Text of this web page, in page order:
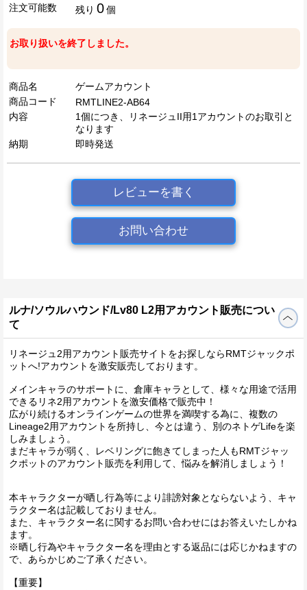
注文可能数 残り 0個
お取り扱いを終了しました。
商品名
ゲームアカウント
商品コード
RMTLINE2-AB64
内容
1個につき、リネージュII用1アカウントのお取引と
なります
納期
即時発送
レビューを書く
お問い合わせ
ルナ/ソウルハウンド/Lv80 L2用アカウント販売につい
て
リネージュ2用アカウント販売サイトをお探しならRMTジャックポ
ットへ!アカウントを激安販売しております。
メインキャラのサポートに、倉庫キャラとして、様々な用途で活用
できるリネ2用アカウントを激安価格で販売中！
広がり続けるオンラインゲームの世界を満喫する為に、複数の
Lineage2用アカウントを所持し、今とは違う、別のネトゲLifeを楽
しみましょう。
まだキャラが弱く、レベリングに飽きてしまった人もRMTジャッ
クポットのアカウント販売を利用して、悩みを解消しましょう！
本キャラクターが晒し行為等により誹謗対象とならないよう、キャ
ラクター名は記載しておりません。
また、キャラクター名に関するお問い合わせにはお答えいたしかね
ます。
※晒し行為やキャラクター名を理由とする返品には応じかねますの
で、あらかじめご了承ください。
【重要】